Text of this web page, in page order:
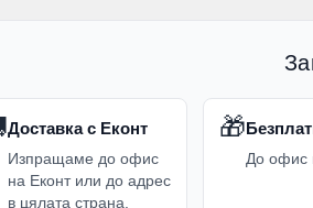
Доставка с Еконт
Изпращаме до офис
на Еконт или до адрес
в цялата страна.
🎁
До офис